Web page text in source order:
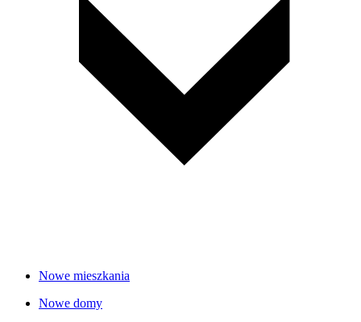
Nowe mieszkania
Nowe domy